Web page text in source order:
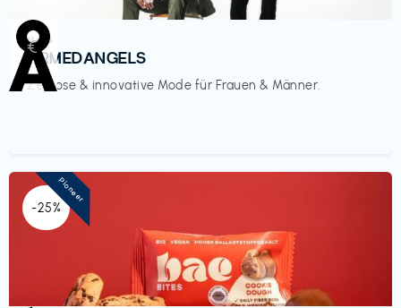
Mode
ARMEDANGELS
Zeitlose & innovative Mode für Frauen & Männer.
€‎
-25%
Pioneer